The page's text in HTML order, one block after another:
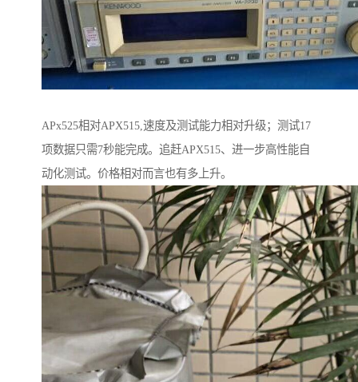
APx525相对APX515,速度及测试能力相对升级；测试17
项数据只需7秒能完成。追赶APX515、进一步高性能自
动化测试。价格相对而言也有多上升。